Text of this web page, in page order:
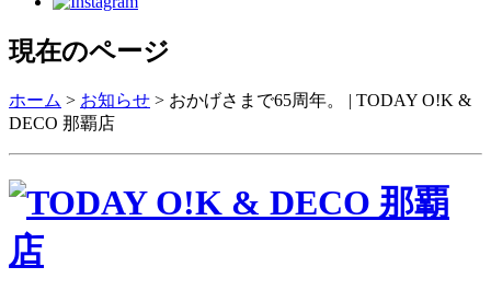
現在のページ
ホーム > お知らせ > おかげさまで65周年。 | TODAY O!K &
DECO 那覇店